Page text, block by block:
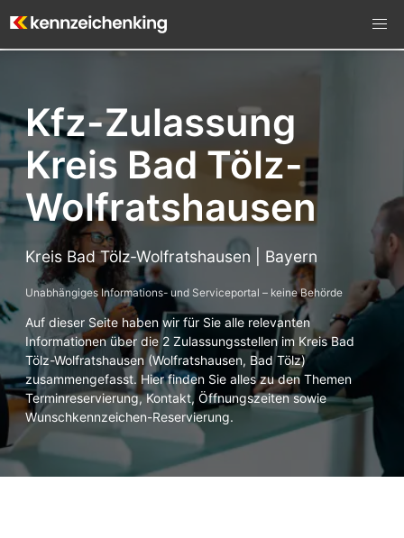
Kfz-Zulassung
Kreis Bad Tölz-
Wolfratshausen
Kreis Bad Tölz-Wolfratshausen | Bayern
Unabhängiges Informations- und Serviceportal – keine Behörde
Auf dieser Seite haben wir für Sie alle relevanten
Informationen über die 2 Zulassungsstellen im Kreis Bad
Tölz-Wolfratshausen (Wolfratshausen, Bad Tölz)
zusammengefasst. Hier finden Sie alles zu den Themen
Terminreservierung, Kontakt, Öffnungszeiten sowie
Wunschkennzeichen-Reservierung.